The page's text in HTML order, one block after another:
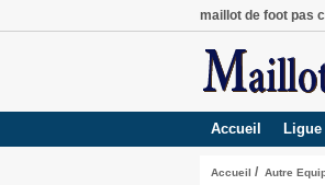
maillot de foot pas
Accueil Ligue
Accueil / Autre